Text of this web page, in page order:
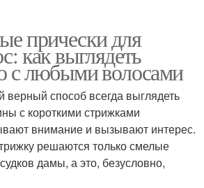
прически для
как выглядеть
с любыми волосами
способ всегда выглядеть
с короткими стрижками
внимание и вызывают интерес.
решаются только смелые
дамы, а это, безусловно,